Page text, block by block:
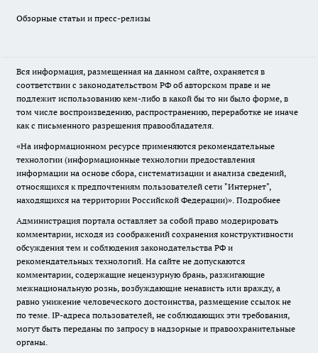
Обзорные статьи и пресс-релизы
Вся информация, размещенная на данном сайте, охраняется в
соответствии с законодательством РФ об авторском праве и не
подлежит использованию кем-либо в какой бы то ни было форме, в
том числе воспроизведению, распространению, переработке не иначе
как с письменного разрешения правообладателя.
«На информационном ресурсе применяются рекомендательные
технологии (информационные технологии предоставления
информации на основе сбора, систематизации и анализа сведений,
относящихся к предпочтениям пользователей сети "Интернет",
находящихся на территории Российской Федерации)». Подробнее
Администрация портала оставляет за собой право модерировать
комментарии, исходя из соображений сохранения конструктивности
обсуждения тем и соблюдения законодательства РФ и
рекомендательных технологий. На сайте не допускаются
комментарии, содержащие нецензурную брань, разжигающие
межнациональную рознь, возбуждающие ненависть или вражду, а
равно унижение человеческого достоинства, размещение ссылок не
по теме. IP-адреса пользователей, не соблюдающих эти требования,
могут быть переданы по запросу в надзорные и правоохранительные
органы.